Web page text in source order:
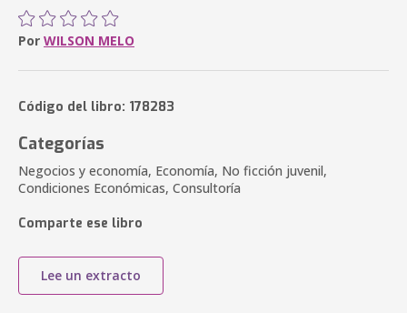
Por WILSON MELO
Código del libro: 178283
Categorías
Negocios y economía, Economía, No ficción juvenil,
Condiciones Económicas, Consultoría
Comparte ese libro
Lee un extracto